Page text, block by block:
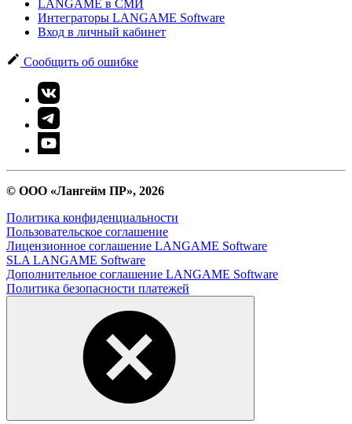
LANGAME в СМИ
Интеграторы LANGAME Software
Вход в личный кабинет
Сообщить об ошибке
© ООО «Лангейм ПР», 2026
Политика конфиденциальности
Пользовательское соглашение
Лицензионное соглашение LANGAME Software
SLA LANGAME Software
Дополнительное соглашение LANGAME Software
Политика безопасности платежей